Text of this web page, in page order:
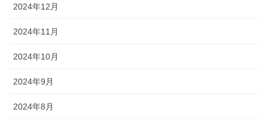
2024年12月
2024年11月
2024年10月
2024年9月
2024年8月